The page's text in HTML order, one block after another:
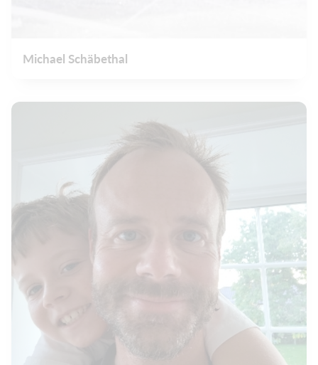
Michael Schäbethal